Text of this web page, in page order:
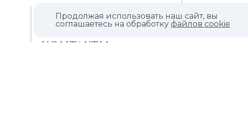
О КОМПАНИИ
КОНТАКТЫ
Продолжая использовать наш сайт, вы
соглашаетесь на обработку файлов cookie